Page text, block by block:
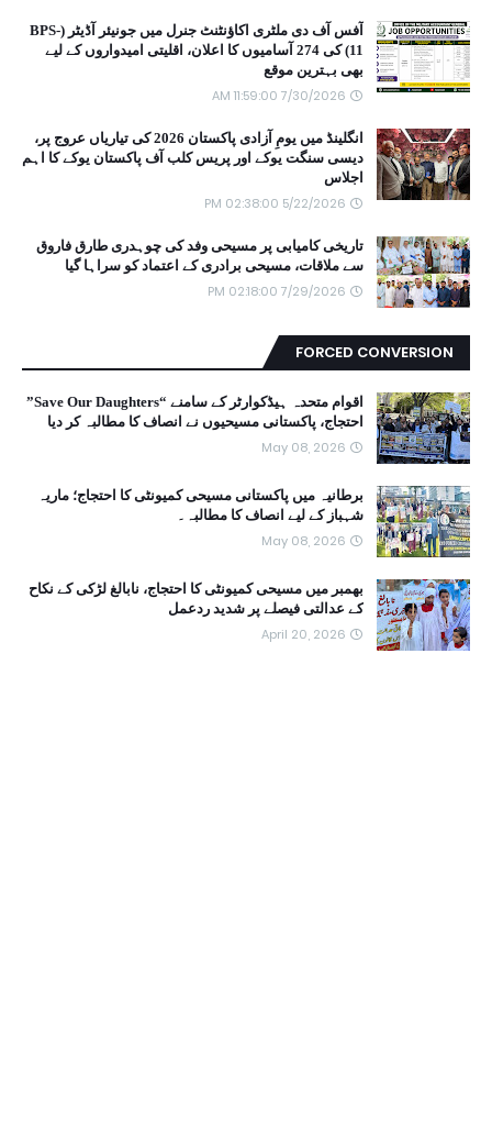
آفس آف دی ملٹری اکاؤنٹنٹ جنرل میں جونیئر آڈیٹر (BPS-
11) کی 274 آسامیوں کا اعلان، اقلیتی امیدواروں کے لیے
بھی بہترین موقع
7/30/2026 11:59:00 AM
انگلینڈ میں یومِ آزادی پاکستان 2026 کی تیاریاں عروج پر،
دیسی سنگت یوکے اور پریس کلب آف پاکستان یوکے کا اہم
اجلاس
5/22/2026 02:38:00 PM
تاریخی کامیابی پر مسیحی وفد کی چوہدری طارق فاروق
سے ملاقات، مسیحی برادری کے اعتماد کو سراہا گیا
7/29/2026 02:18:00 PM
FORCED CONVERSION
اقوام متحدہ ہیڈکوارٹر کے سامنے “Save Our Daughters”
احتجاج، پاکستانی مسیحیوں نے انصاف کا مطالبہ کر دیا
May 08, 2026
برطانیہ میں پاکستانی مسیحی کمیونٹی کا احتجاج؛ ماریہ
شہباز کے لیے انصاف کا مطالبہ۔
May 08, 2026
بھمبر میں مسیحی کمیونٹی کا احتجاج، نابالغ لڑکی کے نکاح
کے عدالتی فیصلے پر شدید ردعمل
April 20, 2026